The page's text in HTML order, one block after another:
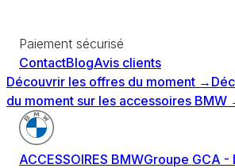
Paiement sécurisé
ContactBlogAvis clients
Découvrir les offres du moment →
du moment sur les accessoires BMW
ACCESSOIRES BMWGroupe GCA -